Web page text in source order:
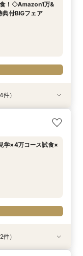
！◇Amazon1万&
付BIGフェア
上55ｍのルーフトッ
を体感◆黒毛和牛4
の最新マッピング演
り抜いた記憶に残る
き！骨格診断＆お
された美食】黒毛
格診断＆お似合い
）
学×4万コース試食×
）